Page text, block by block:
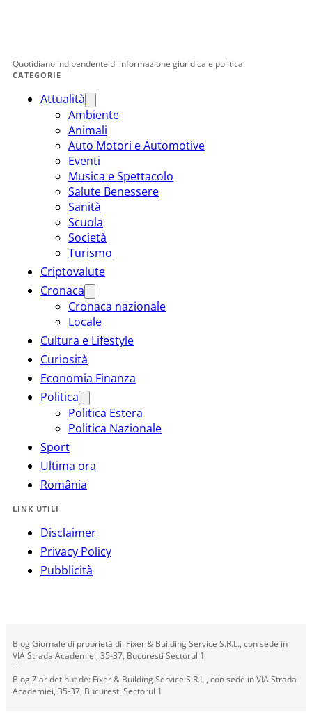
Quotidiano indipendente di informazione giuridica e politica.
CATEGORIE
Attualità
Ambiente
Animali
Auto Motori e Automotive
Eventi
Musica e Spettacolo
Salute Benessere
Sanità
Scuola
Società
Turismo
Criptovalute
Cronaca
Cronaca nazionale
Locale
Cultura e Lifestyle
Curiosità
Economia Finanza
Politica
Politica Estera
Politica Nazionale
Sport
Ultima ora
România
LINK UTILI
Disclaimer
Privacy Policy
Pubblicità
Blog Giornale di proprietà di: Fixer & Building Service S.R.L., con sede in
VIA Strada Academiei, 35-37, Bucuresti Sectorul 1
---
Blog Ziar deținut de: Fixer & Building Service S.R.L., con sede in VIA Strada
Academiei, 35-37, Bucuresti Sectorul 1